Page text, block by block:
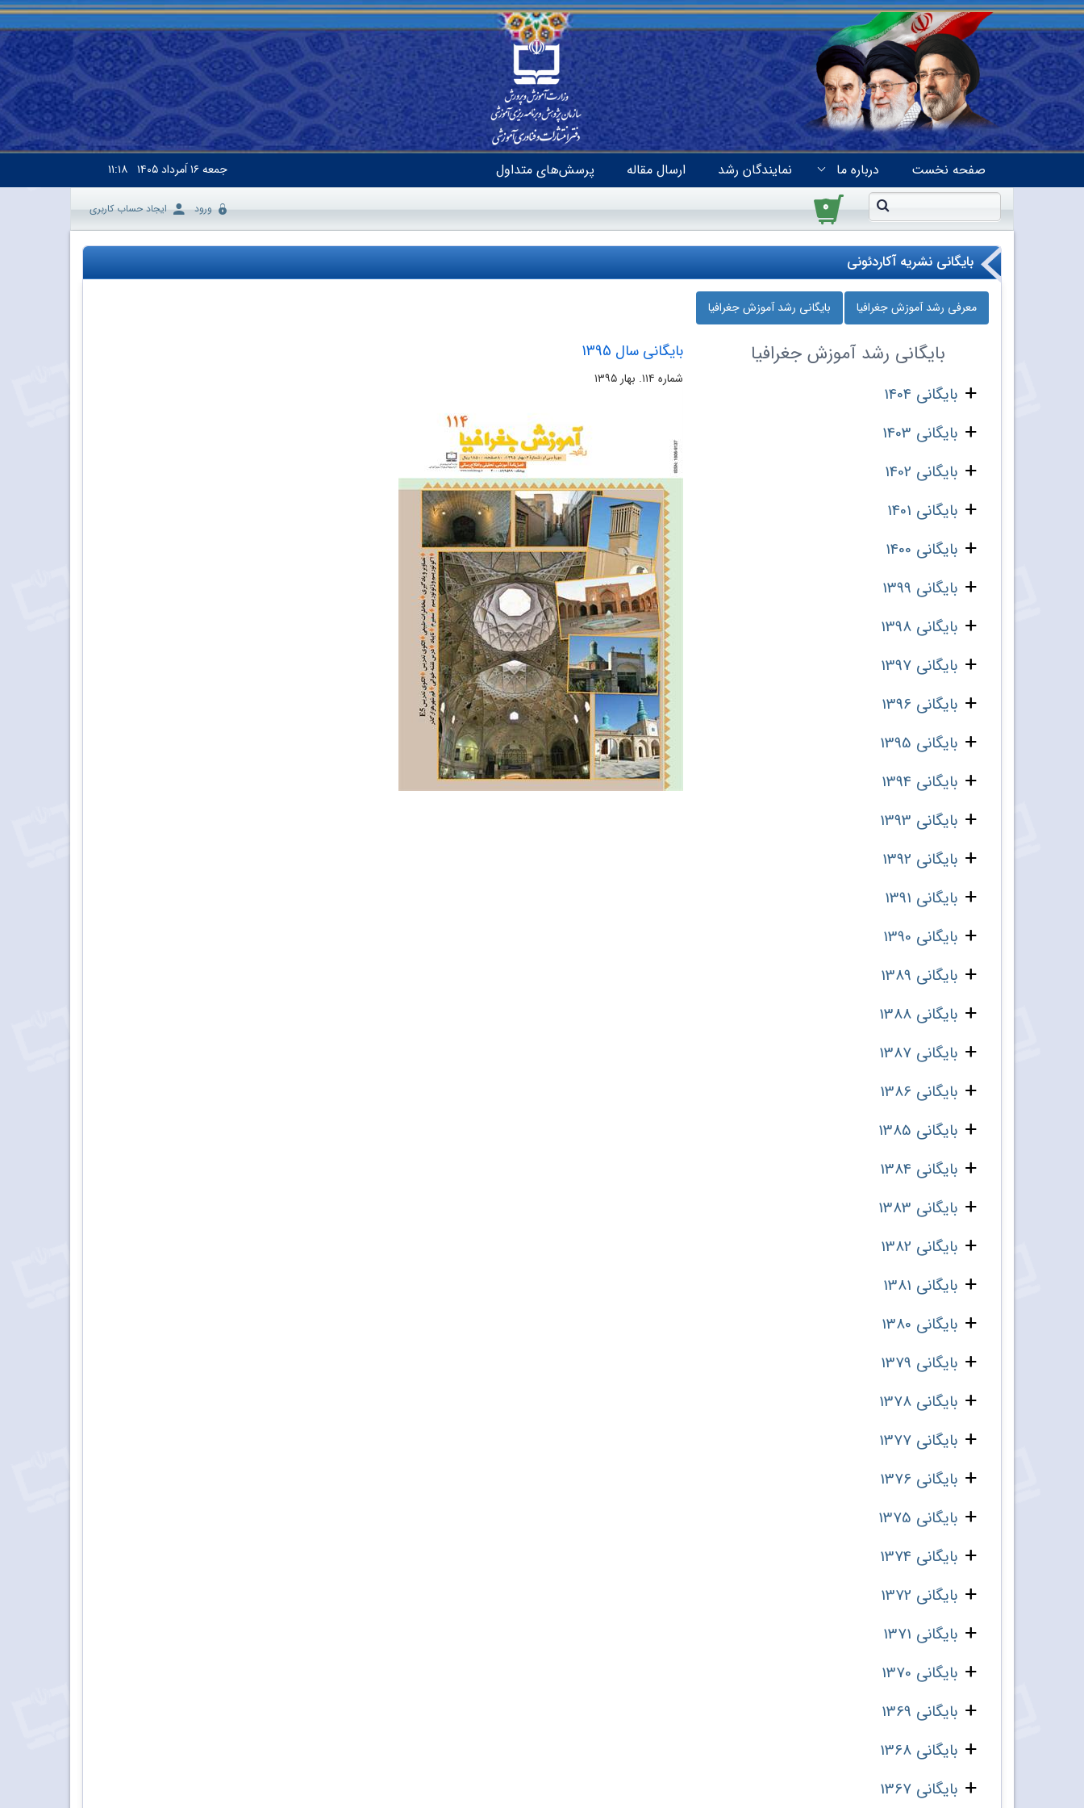
صفحه نخست درباره ما نمایندگان رشد ارسال مقاله پرسش‌های متداول جمعه۱۶ اَمرداد ۱۴۰۵ ۱۱:۱۸
۰ ورود ایجاد حساب کاربری
بایگانی نشریه آکاردئونی
معرفی رشد آموزش جغرافیا بایگانی رشد آموزش جغرافیا
بایگانی رشد آموزش جغرافیا
بایگانی 1404
بایگانی 1403
بایگانی 1402
بایگانی 1401
بایگانی 1400
بایگانی 1399
بایگانی 1398
بایگانی 1397
بایگانی 1396
بایگانی 1395
بایگانی 1394
بایگانی 1393
بایگانی 1392
بایگانی 1391
بایگانی 1390
بایگانی 1389
بایگانی 1388
بایگانی 1387
بایگانی 1386
بایگانی 1385
بایگانی 1384
بایگانی 1383
بایگانی 1382
بایگانی 1381
بایگانی 1380
بایگانی 1379
بایگانی 1378
بایگانی 1377
بایگانی 1376
بایگانی 1375
بایگانی 1374
بایگانی 1372
بایگانی 1371
بایگانی 1370
بایگانی 1369
بایگانی 1368
بایگانی 1367
بایگانی سال 1395
شماره ۱۱۴. بهار ۱۳۹۵